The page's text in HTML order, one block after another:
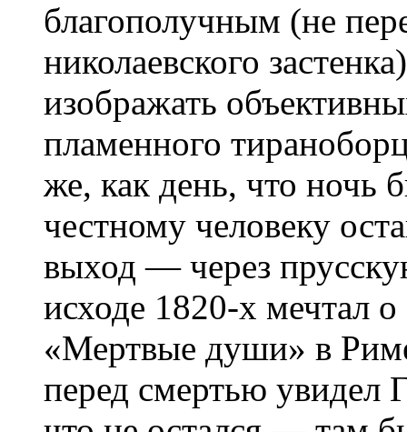
благополучным (не
николаевского
изображать
пламенного
же, как день, что ночь
честному человеку
выход — через
исходе 1820-х мечтал
«Мертвые души» в
перед смертью